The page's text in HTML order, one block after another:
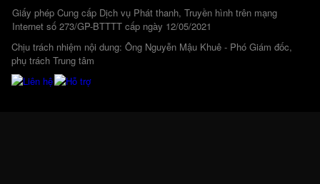
Giấy phép Cung cấp Dịch vụ Phát thanh, Truyền hình trên mạng
Internet số 273/GP-BTTTT cấp ngày 12/05/2021
Chịu trách nhiệm nội dung: Ông Nguyễn Mậu Khuê - Phó Giám đốc,
phụ trách Trung tâm